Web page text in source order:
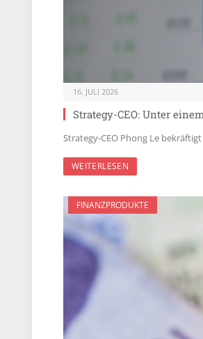
16. JULI 2026
Strategy-CEO: Unter
Strategy-CEO Phong Le
WEITERLESEN
FINANZPRODUKTE